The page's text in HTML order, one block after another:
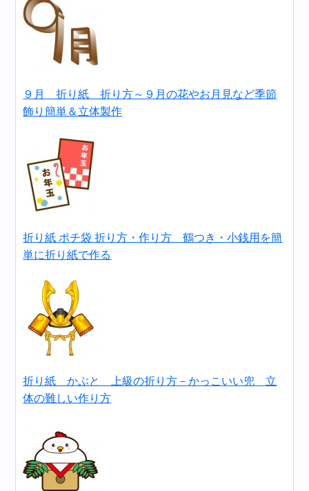
９月 折り紙 折り方～９月の花やお月見など季節
飾り簡単＆立体製作
折り紙 ポチ袋 折り方・作り方 鶴つき・小銭用を簡
単に折り紙で作る
折り紙 かぶと 上級の折り方－かっこいい兜 立
体の難しい作り方